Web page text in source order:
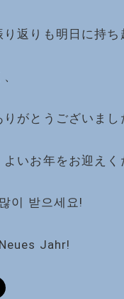
返りも明日に持ち
がとうございまし
よいお年をお迎えく
이 받으세요!
Jahr!